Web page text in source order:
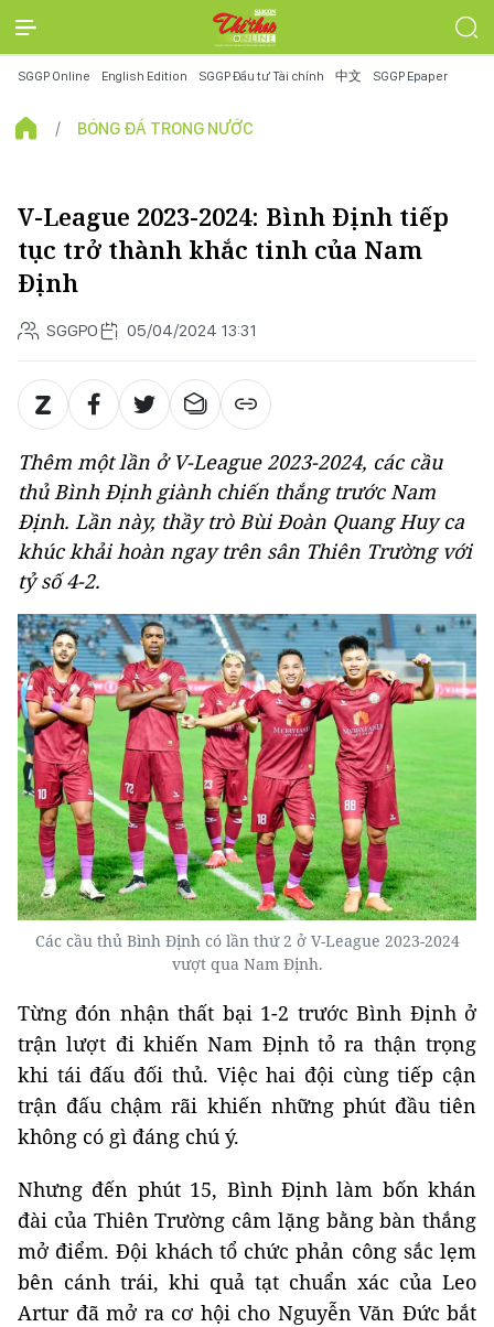
SGGP Online English Edition SGGP Đầu tư Tài chính 中文 SGGP Epaper
BÓNG ĐÁ TRONG NƯỚC
V-League 2023-2024: Bình Định tiếp
tục trở thành khắc tinh của Nam
Định
SGGPO 05/04/2024 13:31
Thêm một lần ở V-League 2023-2024, các cầu
thủ Bình Định giành chiến thắng trước Nam
Định. Lần này, thầy trò Bùi Đoàn Quang Huy ca
khúc khải hoàn ngay trên sân Thiên Trường với
tỷ số 4-2.
Các cầu thủ Bình Định có lần thứ 2 ở V-League 2023-2024
vượt qua Nam Định.
Từng đón nhận thất bại 1-2 trước Bình Định ở
trận lượt đi khiến Nam Định tỏ ra thận trọng
khi tái đấu đối thủ. Việc hai đội cùng tiếp cận
trận đấu chậm rãi khiến những phút đầu tiên
không có gì đáng chú ý.
Nhưng đến phút 15, Bình Định làm bốn khán
đài của Thiên Trường câm lặng bằng bàn thắng
mở điểm. Đội khách tổ chức phản công sắc lẹm
bên cánh trái, khi quả tạt chuẩn xác của Leo
Artur đã mở ra cơ hội cho Nguyễn Văn Đức bắt